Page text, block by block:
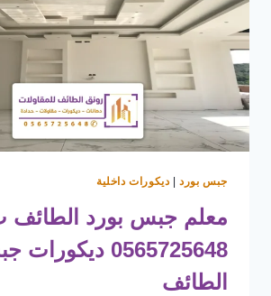
اسقف
جبس
بورد
جبس بورد| ديكورات داخلية
معلم جبس بورد الطائف
0565725648
الطائف